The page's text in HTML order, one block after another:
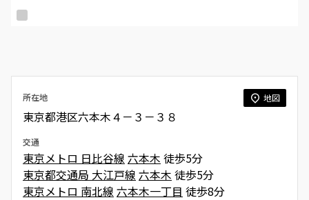
所在地 地図
東京都港区六本木４－３－３８
交通
東京メトロ 日比谷線 六本木 徒歩5分
東京都交通局 大江戸線 六本木 徒歩5分
東京メトロ 南北線 六本木一丁目 徒歩8分